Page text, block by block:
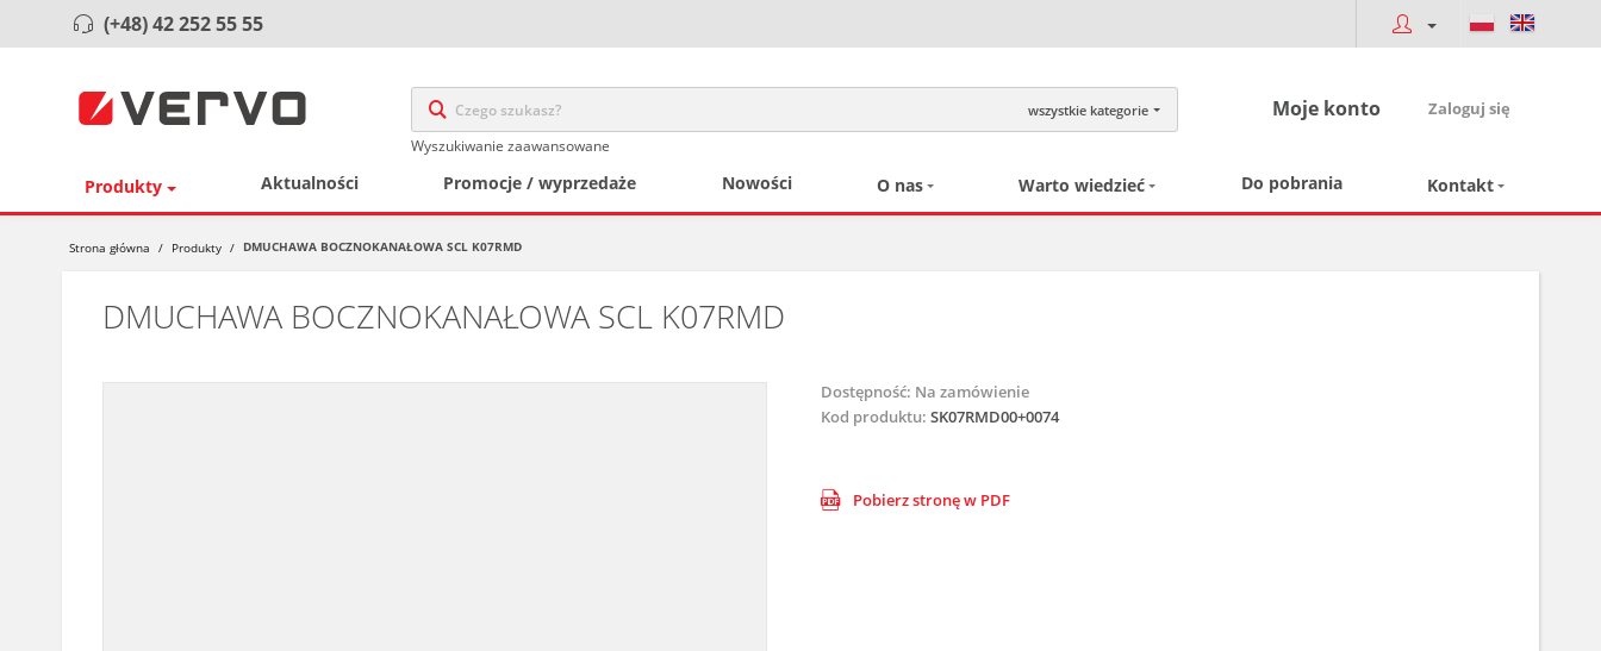
(+48) 42 252 55 55
wszystkie kategorie
Wyszukiwanie zaawansowane
Moje konto Zaloguj się
Produkty Aktualności Promocje / wyprzedaże Nowości O nas Warto wiedzieć Do pobrania Kontakt
Strona główna / Produkty / DMUCHAWA BOCZNOKANAŁOWA SCL K07RMD
DMUCHAWA BOCZNOKANAŁOWA SCL K07RMD
Dostępność: Na zamówienie
Kod produktu: SK07RMD00+0074
Pobierz stronę w PDF